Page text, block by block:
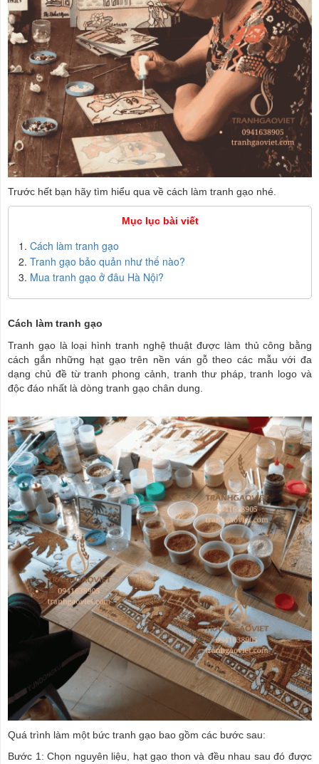
Trước hết bạn hãy tìm hiểu qua về cách làm tranh gạo nhé.
Mục lục bài viết
Cách làm tranh gạo
Tranh gạo bảo quản như thế nào?
Mua tranh gạo ở đâu Hà Nội?
Cách làm tranh gạo
Tranh gạo là loại hình tranh nghệ thuật được làm thủ công bằng
cách gắn những hạt gạo trên nền ván gỗ theo các mẫu với đa
dạng chủ đề từ tranh phong cảnh, tranh thư pháp, tranh logo và
độc đáo nhất là dòng tranh gạo chân dung.
Quá trình làm một bức tranh gạo bao gồm các bước sau:
Bước 1: Chọn nguyên liệu, hạt gạo thon và đều nhau sau đó được